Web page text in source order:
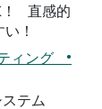
！ 直感的
い！
ィング •
テム